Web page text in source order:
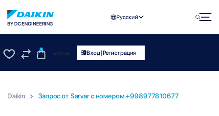
BY DC ENGINEERING
Русский
0
UZS0.00 Вход|Регистрация
Daikin Запрос от Sarvar c номером +998977810677